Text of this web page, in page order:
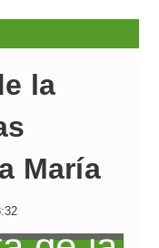
la
María